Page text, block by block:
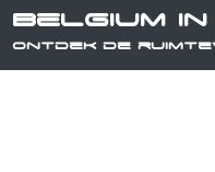
Belgium in
Ontdek de